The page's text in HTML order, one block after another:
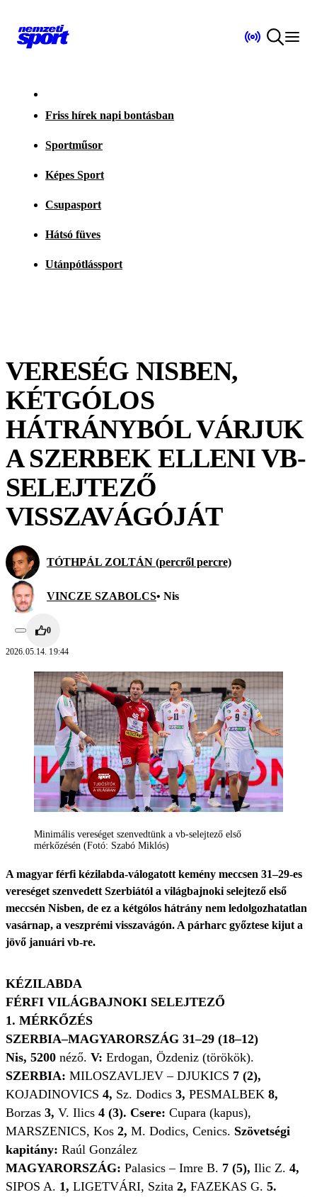
Friss hírek napi bontásban
Sportműsor
Képes Sport
Csupasport
Hátsó füves
Utánpótlássport
VERESÉG NISBEN,
KÉTGÓLOS
HÁTRÁNYBÓL VÁRJUK
A SZERBEK ELLENI VB-
SELEJTEZŐ
VISSZAVÁGÓJÁT
TÓTHPÁL ZOLTÁN (percről percre)
VINCZE SZABOLCS• Nis
0
2026.05.14. 19:44
Minimális vereséget szenvedtünk a vb-selejtező első
mérkőzésén (Fotó: Szabó Miklós)
A magyar férfi kézilabda-válogatott kemény meccsen 31–29-es
vereséget szenvedett Szerbiától a világbajnoki selejtező első
meccsén Nisben, de ez a kétgólos hátrány nem ledolgozhatatlan
vasárnap, a veszprémi visszavágón. A párharc győztese kijut a
jövő januári vb-re.
KÉZILABDA
FÉRFI VILÁGBAJNOKI SELEJTEZŐ
1. MÉRKŐZÉS
SZERBIA–MAGYARORSZÁG 31–29 (18–12)
Nis, 5200 néző. V: Erdogan, Özdeniz (törökök).
SZERBIA: MILOSZAVLJEV – DJUKICS 7 (2),
KOJADINOVICS 4, Sz. Dodics 3, PESMALBEK 8,
Borzas 3, V. Ilics 4 (3). Csere: Cupara (kapus),
MARSZENICS, Kos 2, M. Dodics, Cenics. Szövetségi
kapitány: Raúl González
MAGYARORSZÁG: Palasics – Imre B. 7 (5), Ilic Z. 4,
SIPOS A. 1, LIGETVÁRI, Szita 2, FAZEKAS G. 5.